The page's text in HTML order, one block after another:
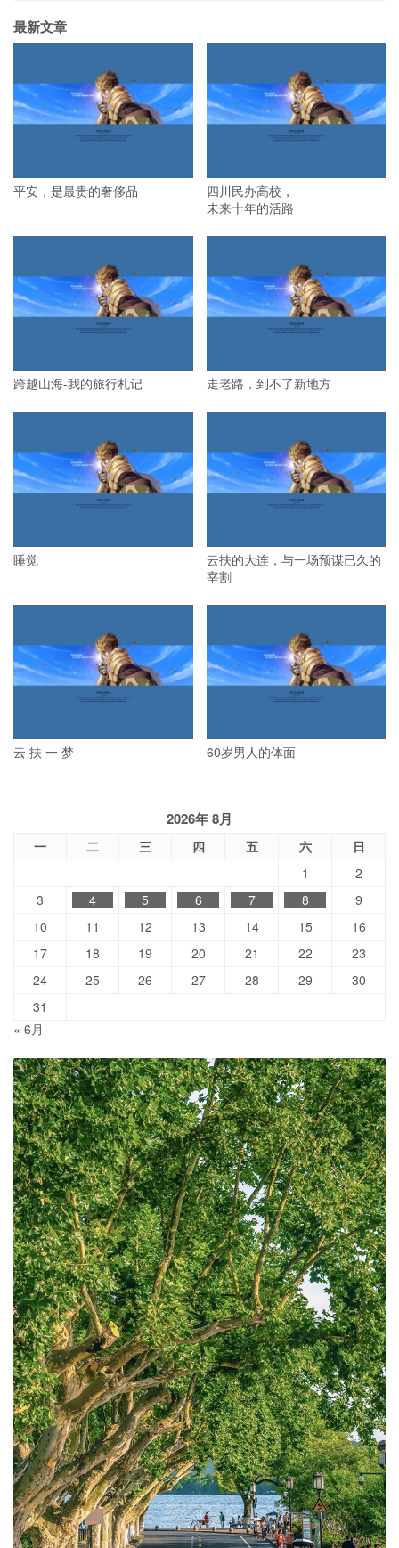
最新文章
平安，是最贵的奢侈品
四川民办高校，
未来十年的活路
跨越山海-我的旅行札记 走老路，到不了新地方
睡觉
云扶的大连，与一场预谋已久的
宰割
云 扶 一 梦 60岁男人的体面
2026年 8月
一 二 三 四 五 六
日
1
2
3
4 5 6 7 8
9
10
11 12 13 14 15
16
17
18 19 20 21 22
23
24
25 26 27 28 29
30
31
« 6月